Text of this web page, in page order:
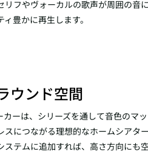
リフやヴォーカルの歌声が周囲の音
豊かに再生します。
ウンド空間
ーは、シリーズを通して音色のマ
スにつながる理想的なホームシアタ
ステムに追加すれば、高さ方向に